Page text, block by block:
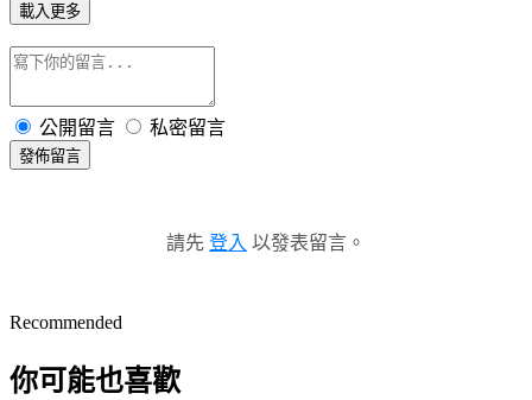
載入更多
公開留言 私密留言
發佈留言
請先 登入 以發表留言。
Recommended
你可能也喜歡